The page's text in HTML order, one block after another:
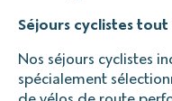
Séjours cyclistes
Nos séjours cyclistes
spécialement